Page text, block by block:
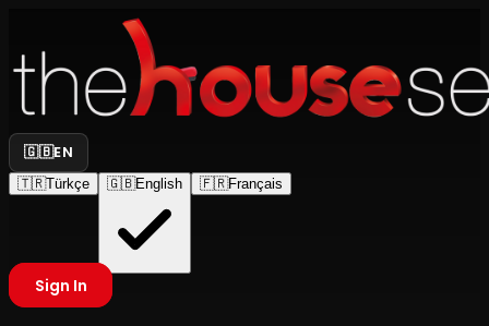
🇬🇧EN
🇹🇷Türkçe 🇬🇧English 🇫🇷Français
Sign In